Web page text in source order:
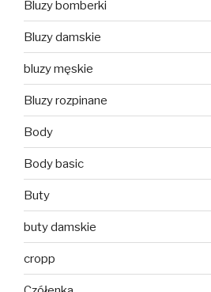
Bluzy bomberki
Bluzy damskie
bluzy męskie
Bluzy rozpinane
Body
Body basic
Buty
buty damskie
cropp